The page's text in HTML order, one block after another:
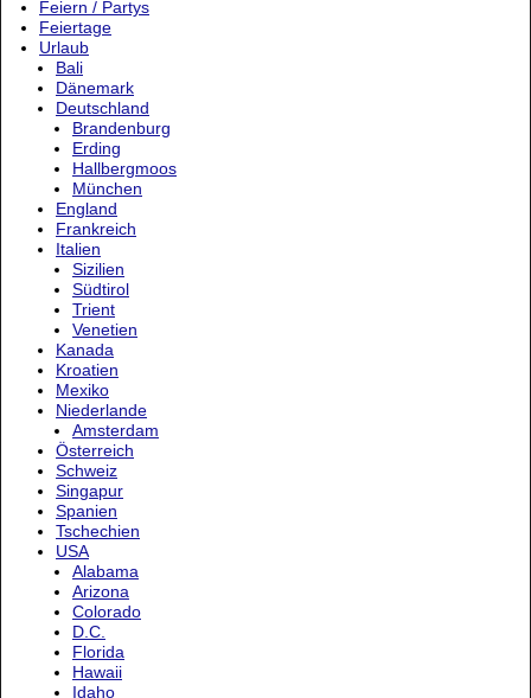
Feiern / Partys
Feiertage
Urlaub
Bali
Dänemark
Deutschland
Brandenburg
Erding
Hallbergmoos
München
England
Frankreich
Italien
Sizilien
Südtirol
Trient
Venetien
Kanada
Kroatien
Mexiko
Niederlande
Amsterdam
Österreich
Schweiz
Singapur
Spanien
Tschechien
USA
Alabama
Arizona
Colorado
D.C.
Florida
Hawaii
Idaho